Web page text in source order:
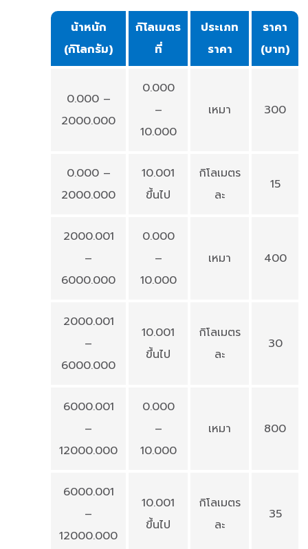
น้าหนัก
(กิโลกรัม)
กิโลเมตร
ที่
ประเภท
ราคา
ราคา
(บาท)
0.000 –
2000.000
0.000
–
10.000
เหมา 300
0.000 –
2000.000
10.001
ขึ้นไป
กิโลเมตร
ละ
15
2000.001
–
6000.000
0.000
–
10.000
เหมา 400
2000.001
–
6000.000
10.001
ขึ้นไป
กิโลเมตร
ละ
30
6000.001
–
12000.000
0.000
–
10.000
เหมา 800
6000.001
–
12000.000
10.001
ขึ้นไป
กิโลเมตร
ละ
35